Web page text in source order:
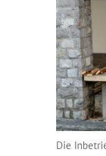
Die